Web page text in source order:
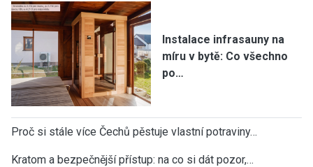
Instalace infrasauny na
míru v bytě: Co všechno
po…
Proč si stále více Čechů pěstuje vlastní potraviny…
Kratom a bezpečnější přístup: na co si dát pozor,…